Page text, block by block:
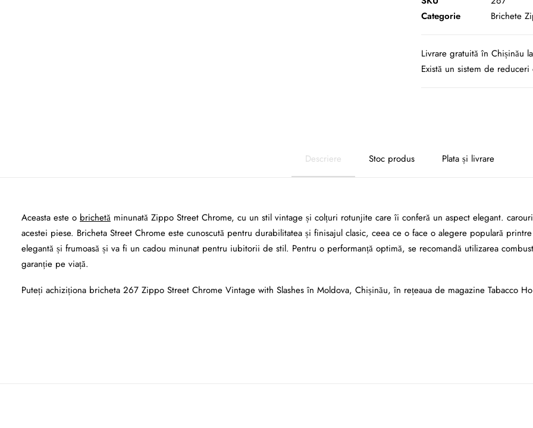
Slashes
Categorie
Brichete
Livrare gratuită în Chișinău
Există un sistem de reduceri
Descriere Stoc produs Plata și livrare
Aceasta este o brichetă minunată Zippo Street Chrome, cu un stil vintage și colțuri rotunjite care îi conferă un aspect elegant.
acestei piese. Bricheta Street Chrome este cunoscută pentru durabilitatea și finisajul clasic, ceea ce o face o alegere populară
elegantă și frumoasă și va fi un cadou minunat pentru iubitorii de stil. Pentru o performanță optimă, se recomandă utilizarea
garanție pe viață.
Puteți achiziționa bricheta 267 Zippo Street Chrome Vintage with Slashes în Moldova, Chișinău, în rețeaua de magazine Tabacco